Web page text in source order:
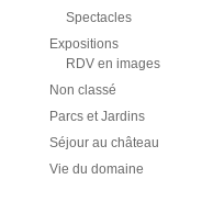
Spectacles
Expositions
RDV en images
Non classé
Parcs et Jardins
Séjour au château
Vie du domaine